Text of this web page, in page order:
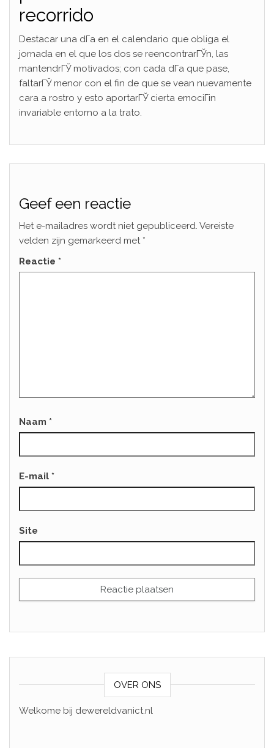
recorrido
Destacar una dГ­a en el calendario que obliga el
jornada en el que los dos se reencontrarГЎn, las
mantendrГЎ motivados; con cada dГ­a que pase,
faltarГЎ menor con el fin de que se vean nuevamente
cara a rostro y esto aportarГЎ cierta emociГіn
invariable entorno a la trato.
Geef een reactie
Het e-mailadres wordt niet gepubliceerd. Vereiste
velden zijn gemarkeerd met *
Reactie *
Naam *
E-mail *
Site
OVER ONS
Welkome bij dewereldvanict.nl